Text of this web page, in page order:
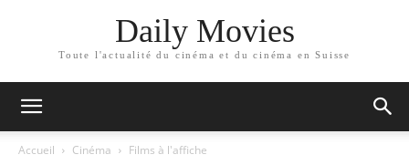
Daily Movies
Toute l'actualité du cinéma et du cinéma en Suisse
Accueil Cinéma Films à l'affiche